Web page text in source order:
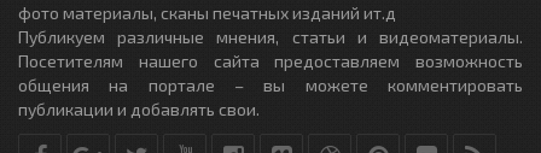
фото материалы, сканы печатных изданий ит.д
Публикуем различные мнения, статьи и видеоматериалы.
Посетителям нашего сайта предоставляем возможность
общения на портале – вы можете комментировать
публикации и добавлять свои.